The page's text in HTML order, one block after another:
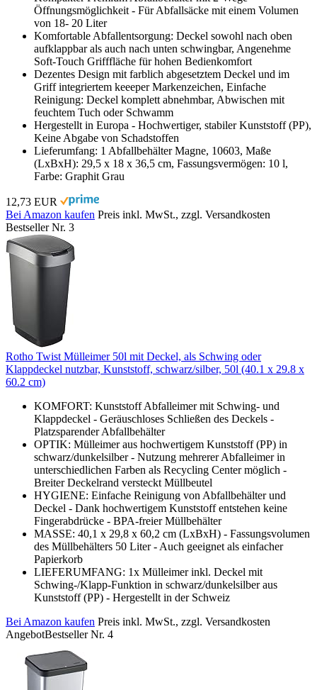
Öffnungsmöglichkeit - Für Abfallsäcke mit einem Volumen
von 18- 20 Liter
Komfortable Abfallentsorgung: Deckel sowohl nach oben
aufklappbar als auch nach unten schwingbar, Angenehme
Soft-Touch Grifffläche für hohen Bedienkomfort
Dezentes Design mit farblich abgesetztem Deckel und im
Griff integriertem keeeper Markenzeichen, Einfache
Reinigung: Deckel komplett abnehmbar, Abwischen mit
feuchtem Tuch oder Schwamm
Hergestellt in Europa - Hochwertiger, stabiler Kunststoff (PP),
Keine Abgabe von Schadstoffen
Lieferumfang: 1 Abfallbehälter Magne, 10603, Maße
(LxBxH): 29,5 x 18 x 36,5 cm, Fassungsvermögen: 10 l,
Farbe: Graphit Grau
12,73 EUR
Bei Amazon kaufen Preis inkl. MwSt., zzgl. Versandkosten
Bestseller Nr. 3
Rotho Twist Mülleimer 50l mit Deckel, als Schwing oder
Klappdeckel nutzbar, Kunststoff, schwarz/silber, 50l (40.1 x 29.8 x
60.2 cm)
KOMFORT: Kunststoff Abfalleimer mit Schwing- und
Klappdeckel - Geräuschloses Schließen des Deckels -
Platzsparender Abfallbehälter
OPTIK: Mülleimer aus hochwertigem Kunststoff (PP) in
schwarz/dunkelsilber - Nutzung mehrerer Abfalleimer in
unterschiedlichen Farben als Recycling Center möglich -
Breiter Deckelrand versteckt Müllbeutel
HYGIENE: Einfache Reinigung von Abfallbehälter und
Deckel - Dank hochwertigem Kunststoff entstehen keine
Fingerabdrücke - BPA-freier Müllbehälter
MASSE: 40,1 x 29,8 x 60,2 cm (LxBxH) - Fassungsvolumen
des Müllbehälters 50 Liter - Auch geeignet als einfacher
Papierkorb
LIEFERUMFANG: 1x Mülleimer inkl. Deckel mit
Schwing-/Klapp-Funktion in schwarz/dunkelsilber aus
Kunststoff (PP) - Hergestellt in der Schweiz
Bei Amazon kaufen Preis inkl. MwSt., zzgl. Versandkosten
AngebotBestseller Nr. 4